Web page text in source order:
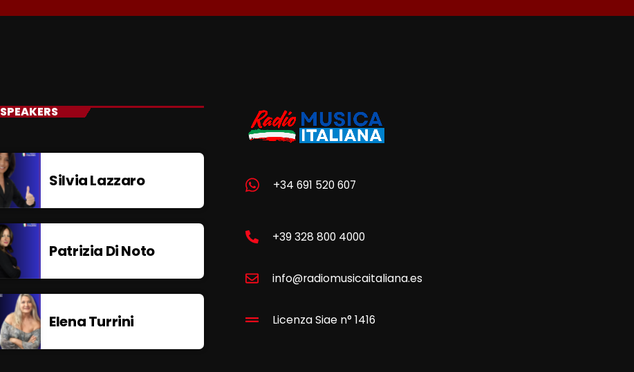
SPEAKERS
Silvia Lazzaro
Patrizia Di Noto
Elena Turrini
+34 691 520 607
+39 328 800 4000
info@radiomusicaitaliana.es
Licenza Siae n° 1416